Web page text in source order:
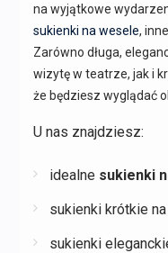
na wyjątkowe
sukienki na wesele,
Zarówno długa,
wizytę w teatrze, jak i
że będziesz wyglądać
U nas znajdziesz:
idealne sukienki
sukienki krótkie
sukienki